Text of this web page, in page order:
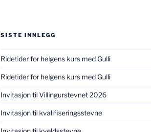
SISTE INNLEGG
Ridetider for helgens kurs med Gulli
Ridetider for helgens kurs med Gulli
Invitasjon til Villingurstevnet 2026
Invitasjon til kvalifiseringsstevne